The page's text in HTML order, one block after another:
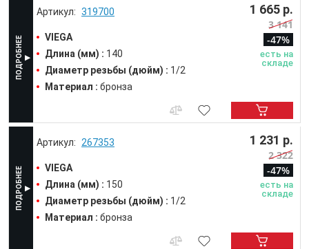
319700
VIEGA
Длина (мм) : 140
Диаметр резьбы (дюйм) : 1/2
Материал : бронза
1 665 р.
3 141
-47%
есть на
складе
267353
VIEGA
Длина (мм) : 150
Диаметр резьбы (дюйм) : 1/2
Материал : бронза
1 231 р.
2 322
-47%
есть на
складе